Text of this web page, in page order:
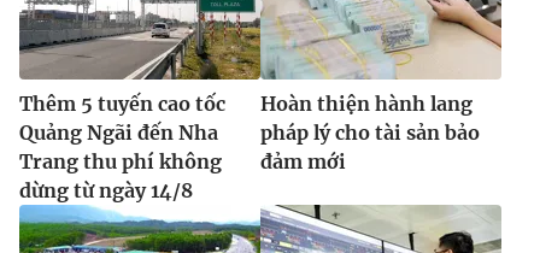
Thêm 5 tuyến cao tốc
Quảng Ngãi đến Nha
Trang thu phí không
dừng từ ngày 14/8
Hoàn thiện hành lang
pháp lý cho tài sản bảo
đảm mới